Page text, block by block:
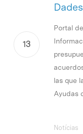
Portal
las que
Ayudas
Notícias